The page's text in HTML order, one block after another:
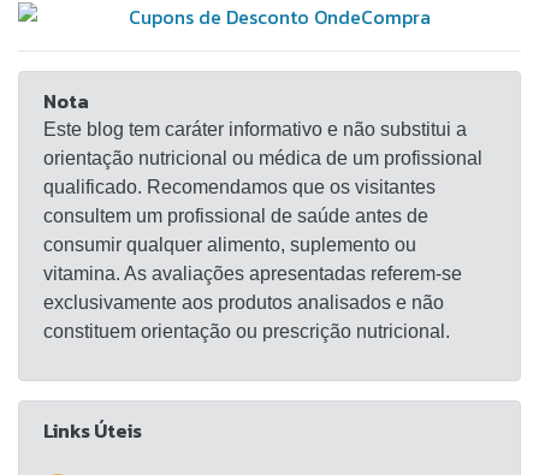
Nota
Este blog tem caráter informativo e não substitui a
orientação nutricional ou médica de um profissional
qualificado. Recomendamos que os visitantes
consultem um profissional de saúde antes de
consumir qualquer alimento, suplemento ou
vitamina. As avaliações apresentadas referem-se
exclusivamente aos produtos analisados e não
constituem orientação ou prescrição nutricional.
Links Úteis